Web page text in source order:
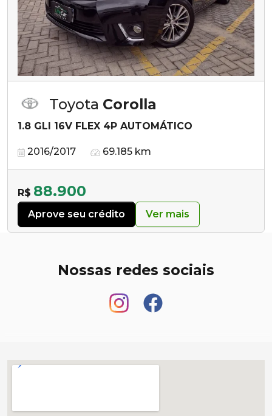
Toyota Corolla
1.8 GLI 16V FLEX 4P AUTOMÁTICO
2016/2017 69.185 km
R$ 88.900
Aprove seu crédito Ver mais
Nossas redes sociais